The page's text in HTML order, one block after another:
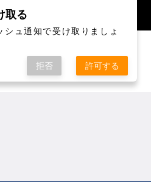
取る
ュ通知で受け取りましょ
拒否 許可する